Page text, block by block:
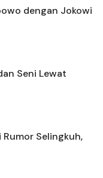
dengan Jokowi
Seni Lewat
Selingkuh,